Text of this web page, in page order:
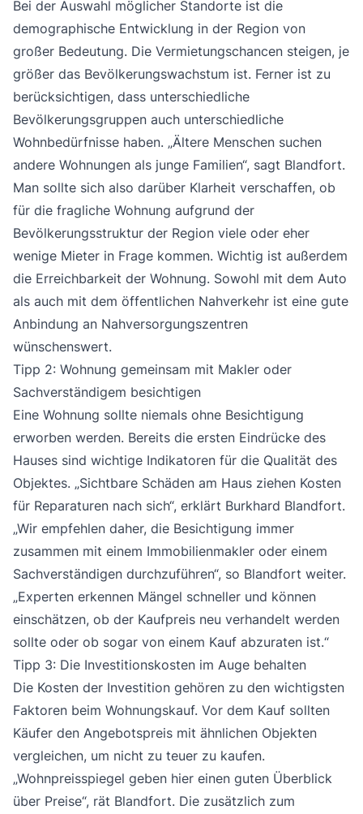
Bei der Auswahl möglicher Standorte ist die
demographische Entwicklung in der Region von
großer Bedeutung. Die Vermietungschancen steigen, je
größer das Bevölkerungswachstum ist. Ferner ist zu
berücksichtigen, dass unterschiedliche
Bevölkerungsgruppen auch unterschiedliche
Wohnbedürfnisse haben. „Ältere Menschen suchen
andere Wohnungen als junge Familien“, sagt Blandfort.
Man sollte sich also darüber Klarheit verschaffen, ob
für die fragliche Wohnung aufgrund der
Bevölkerungsstruktur der Region viele oder eher
wenige Mieter in Frage kommen. Wichtig ist außerdem
die Erreichbarkeit der Wohnung. Sowohl mit dem Auto
als auch mit dem öffentlichen Nahverkehr ist eine gute
Anbindung an Nahversorgungszentren
wünschenswert.
Tipp 2: Wohnung gemeinsam mit Makler oder
Sachverständigem besichtigen
Eine Wohnung sollte niemals ohne Besichtigung
erworben werden. Bereits die ersten Eindrücke des
Hauses sind wichtige Indikatoren für die Qualität des
Objektes. „Sichtbare Schäden am Haus ziehen Kosten
für Reparaturen nach sich“, erklärt Burkhard Blandfort.
„Wir empfehlen daher, die Besichtigung immer
zusammen mit einem Immobilienmakler oder einem
Sachverständigen durchzuführen“, so Blandfort weiter.
„Experten erkennen Mängel schneller und können
einschätzen, ob der Kaufpreis neu verhandelt werden
sollte oder ob sogar von einem Kauf abzuraten ist.“
Tipp 3: Die Investitionskosten im Auge behalten
Die Kosten der Investition gehören zu den wichtigsten
Faktoren beim Wohnungskauf. Vor dem Kauf sollten
Käufer den Angebotspreis mit ähnlichen Objekten
vergleichen, um nicht zu teuer zu kaufen.
„Wohnpreisspiegel geben hier einen guten Überblick
über Preise“, rät Blandfort. Die zusätzlich zum